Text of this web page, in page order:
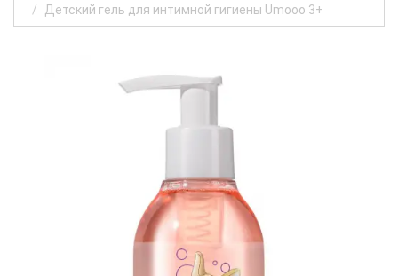
Детский гель для интимной гигиены Umooo 3+